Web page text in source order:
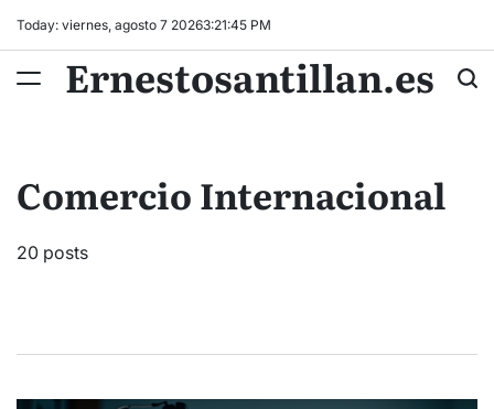
Today: viernes, agosto 7 20263:21:46 PM
Ernestosantillan.es
Comercio Internacional
20 posts